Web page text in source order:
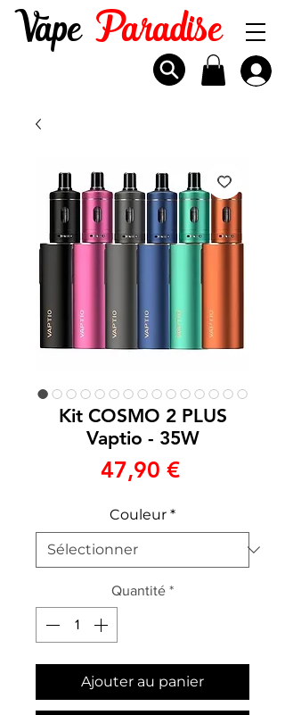
VapeParadise
Kit COSMO 2 PLUS
Vaptio - 35W
47,90 €Prix
Couleur *
Quantité *
Ajouter au panier